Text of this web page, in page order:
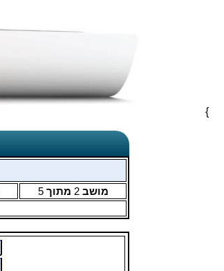
}
מושב2 מתוך5